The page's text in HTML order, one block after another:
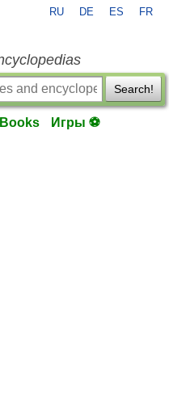
RU DE ES FR
Search!
Books Игры ⚽